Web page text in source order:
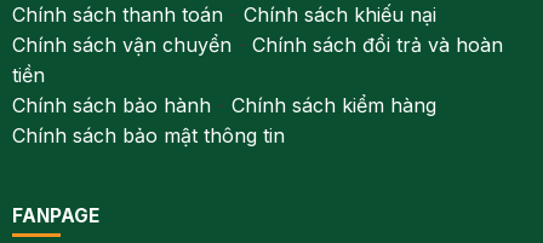
Chính sách thanh toán- Chính sách khiếu nại
Chính sách vận chuyển- Chính sách đổi trả và hoàn
tiền
Chính sách bảo hành- Chính sách kiểm hàng
Chính sách bảo mật thông tin
FANPAGE